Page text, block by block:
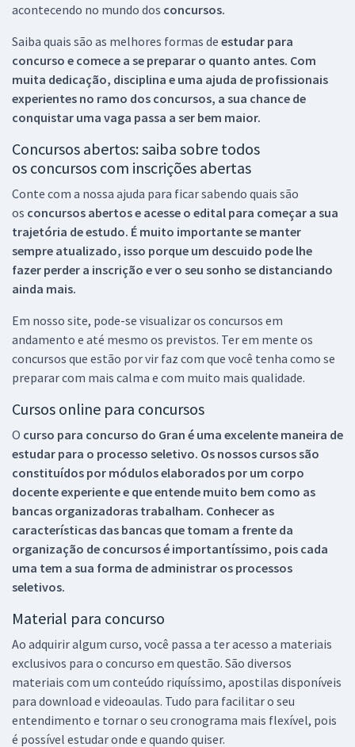
acontecendo no mundo dos concursos.
Saiba quais são as melhores formas de estudar para
concurso e comece a se preparar o quanto antes. Com
muita dedicação, disciplina e uma ajuda de profissionais
experientes no ramo dos concursos, a sua chance de
conquistar uma vaga passa a ser bem maior.
Concursos abertos: saiba sobre todos
os concursos com inscrições abertas
Conte com a nossa ajuda para ficar sabendo quais são
os concursos abertos e acesse o edital para começar a sua
trajetória de estudo. É muito importante se manter
sempre atualizado, isso porque um descuido pode lhe
fazer perder a inscrição e ver o seu sonho se distanciando
ainda mais.
Em nosso site, pode-se visualizar os concursos em
andamento e até mesmo os previstos. Ter em mente os
concursos que estão por vir faz com que você tenha como se
preparar com mais calma e com muito mais qualidade.
Cursos online para concursos
O curso para concurso do Gran é uma excelente maneira de
estudar para o processo seletivo. Os nossos cursos são
constituídos por módulos elaborados por um corpo
docente experiente e que entende muito bem como as
bancas organizadoras trabalham. Conhecer as
características das bancas que tomam a frente da
organização de concursos é importantíssimo, pois cada
uma tem a sua forma de administrar os processos
seletivos.
Material para concurso
Ao adquirir algum curso, você passa a ter acesso a materiais
exclusivos para o concurso em questão. São diversos
materiais com um conteúdo riquíssimo, apostilas disponíveis
para download e videoaulas. Tudo para facilitar o seu
entendimento e tornar o seu cronograma mais flexível, pois
é possível estudar onde e quando quiser.